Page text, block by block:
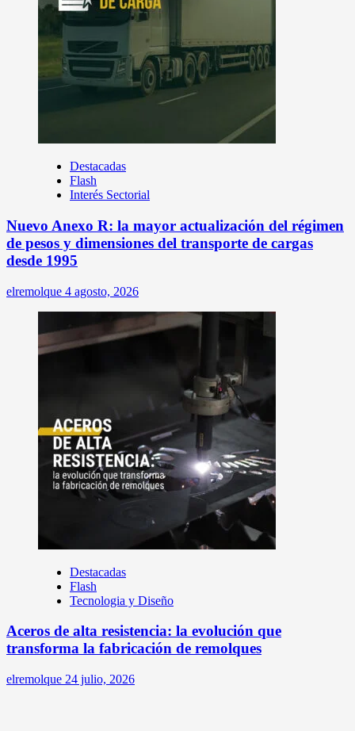
Destacadas
Flash
Interés Sectorial
Nuevo Anexo R: la mayor actualización del régimen
de pesos y dimensiones del transporte de cargas
desde 1995
elremolque 4 agosto, 2026
Destacadas
Flash
Tecnologia y Diseño
Aceros de alta resistencia: la evolución que
transforma la fabricación de remolques
elremolque 24 julio, 2026